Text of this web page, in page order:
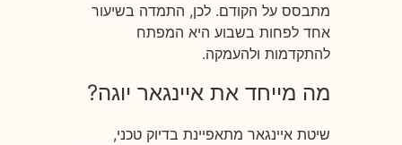
מתבסס על הקודם. לכן, התמדה בשיעור
אחד לפחות בשבוע היא המפתח
להתקדמות ולהעמקה.
מה מייחד את איינגאר יוגה?
שיטת איינגאר מתאפיינת בדיוק טכני,